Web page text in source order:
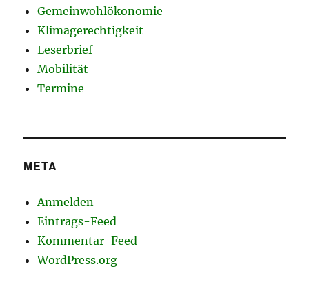
Gemeinwohlökonomie
Klimagerechtigkeit
Leserbrief
Mobilität
Termine
META
Anmelden
Eintrags-Feed
Kommentar-Feed
WordPress.org